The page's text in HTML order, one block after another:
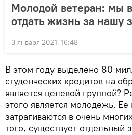
Молодой ветеран: мы
отдать жизнь за нашу
3 января 2021, 16:48
В этом году выделено 80
студенческих кредитов на
является целевой группой?
этого является молодежь. Ее
затрагиваются в очень
того, существует